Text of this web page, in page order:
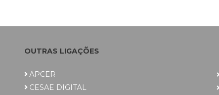
OUTRAS LIGAÇÕES
APCER
CESAE DIGITAL